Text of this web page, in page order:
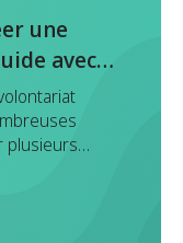
une
avec
plusieurs
d'inscription,
Bien que